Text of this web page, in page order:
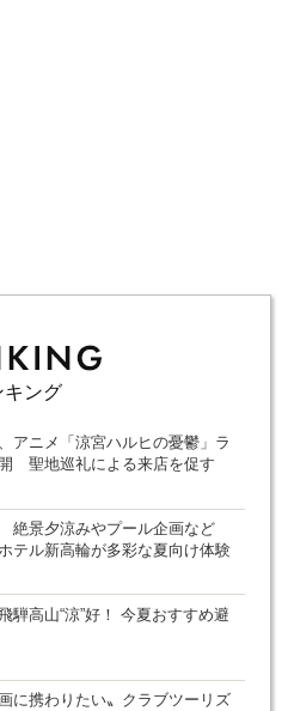
キング
アニメ「涼宮ハルヒの憂鬱」ラ
聖地巡礼による来店を促す
絶景夕涼みやプール企画など
テル新高輪が多彩な夏向け体験
騨高山“涼”好！ 今夏おすすめ避
に携わりたい〟クラブツーリズ